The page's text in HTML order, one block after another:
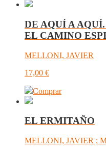
DE AQUÍ A
EL CAMINO
MELLONI, JAVIER
17,00 €
Comprar
EL ERMITAÑO
MELLONI, JAVIER ;